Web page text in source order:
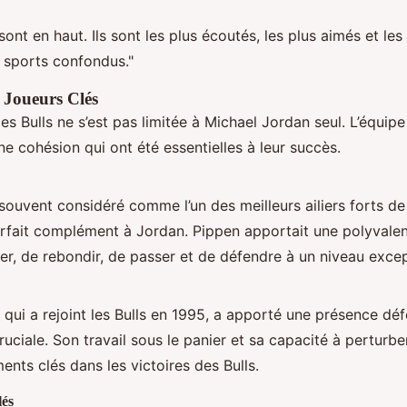
en haut. Ils sont les plus écoutés, les plus aimés et
confondus."
Clés
Bulls ne s’est pas limitée à Michael Jordan seul.
cohésion qui ont été essentielles à leur succès.
considéré comme l’un des meilleurs ailiers forts
complément à Jordan. Pippen apportait une
de rebondir, de passer et de défendre à un niveau
qui a rejoint les Bulls en 1995, a apporté une présence
Son travail sous le panier et sa capacité à
clés dans les victoires des Bulls.